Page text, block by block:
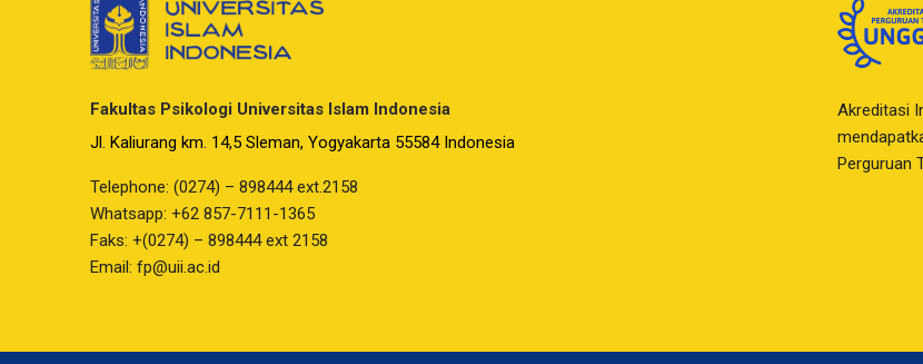
Fakultas Psikologi Universitas Islam Indonesia
Jl. Kaliurang km. 14,5 Sleman, Yogyakarta 55584 Indonesia
Telephone: (0274) – 898444 ext.2158
Whatsapp: +62 857-7111-1365
Faks: +(0274) – 898444 ext 2158
Email: fp@uii.ac.id
Akreditasi
Perguruan